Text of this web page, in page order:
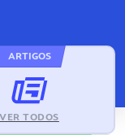
ARTIGOS
VER TODOS